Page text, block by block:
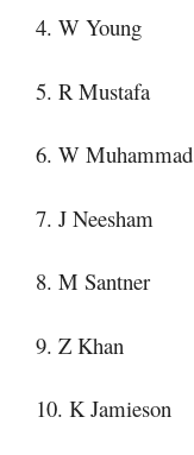
4. W Young
5. R Mustafa
6. W Muhammad
7. J Neesham
8. M Santner
9. Z Khan
10. K Jamieson